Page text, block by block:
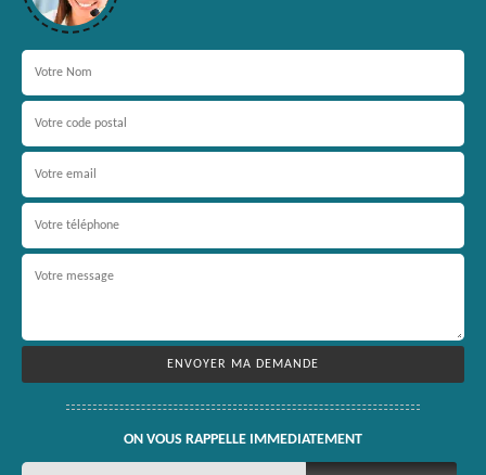
ON VOUS RAPPELLE IMMEDIATEMENT